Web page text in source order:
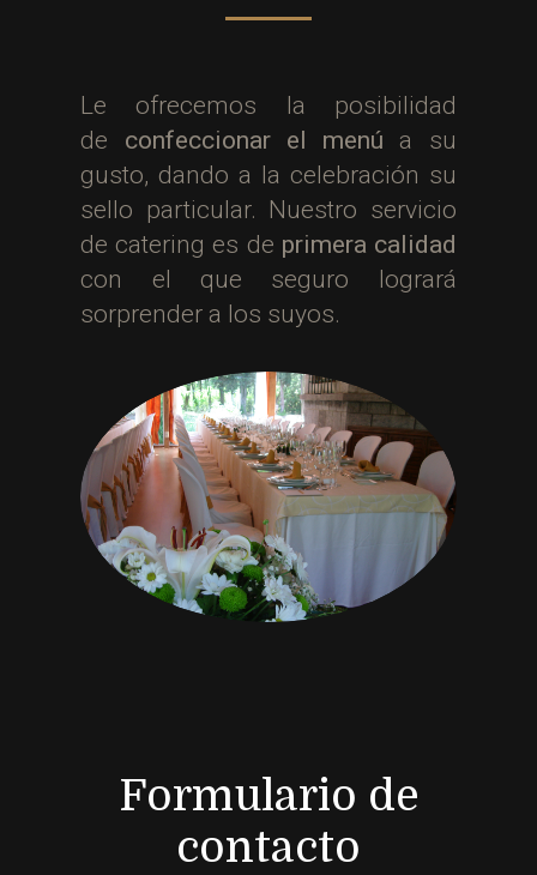
Le ofrecemos la posibilidad
de confeccionar el menú a su
gusto, dando a la celebración su
sello particular. Nuestro servicio
de catering es de primera calidad
con el que seguro logrará
sorprender a los suyos.
Formulario de
contacto